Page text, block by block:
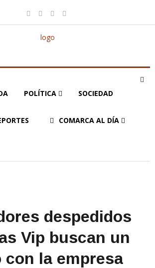
POLÍTICA SOCIEDAD
COMARCA AL DÍA
despedidos
Vip buscan un
con la empresa